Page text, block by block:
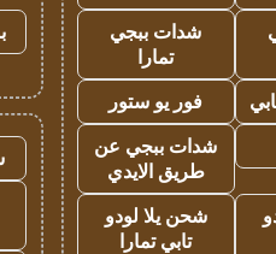
شدات ببجي
تمارا
فور يو ستور
شدات ببجي عن
طريق الايدي
شحن يلا لودو
تابي تمارا